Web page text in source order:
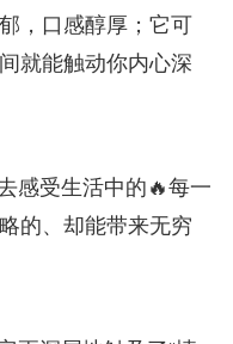
，口感醇厚；它可
就能触动你内心深
感受生活中的🔥每一
的、却能带来无穷